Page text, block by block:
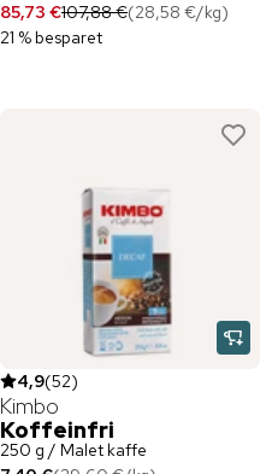
85,73 €107,88 €(28,58 €/kg)
21 % besparet
4,9(52)
Kimbo
Koffeinfri
250 g / Malet kaffe